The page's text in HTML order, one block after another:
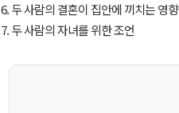
6. 두 사람의 결혼이 집안에 끼치는 영향
7. 두 사람의 자녀를 위한 조언